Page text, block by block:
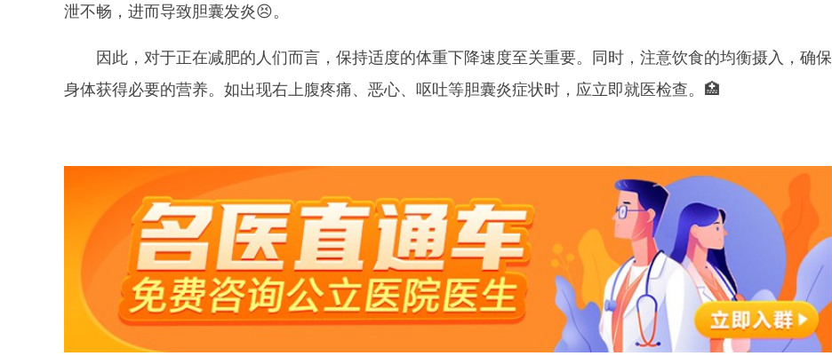
泄不畅，进而导致胆囊发炎😣。
因此，对于正在减肥的人们而言，保持适度的体重下降速度至关重要。同时，注意饮食的均衡摄入，确保
身体获得必要的营养。如出现右上腹疼痛、恶心、呕吐等胆囊炎症状时，应立即就医检查。🏥